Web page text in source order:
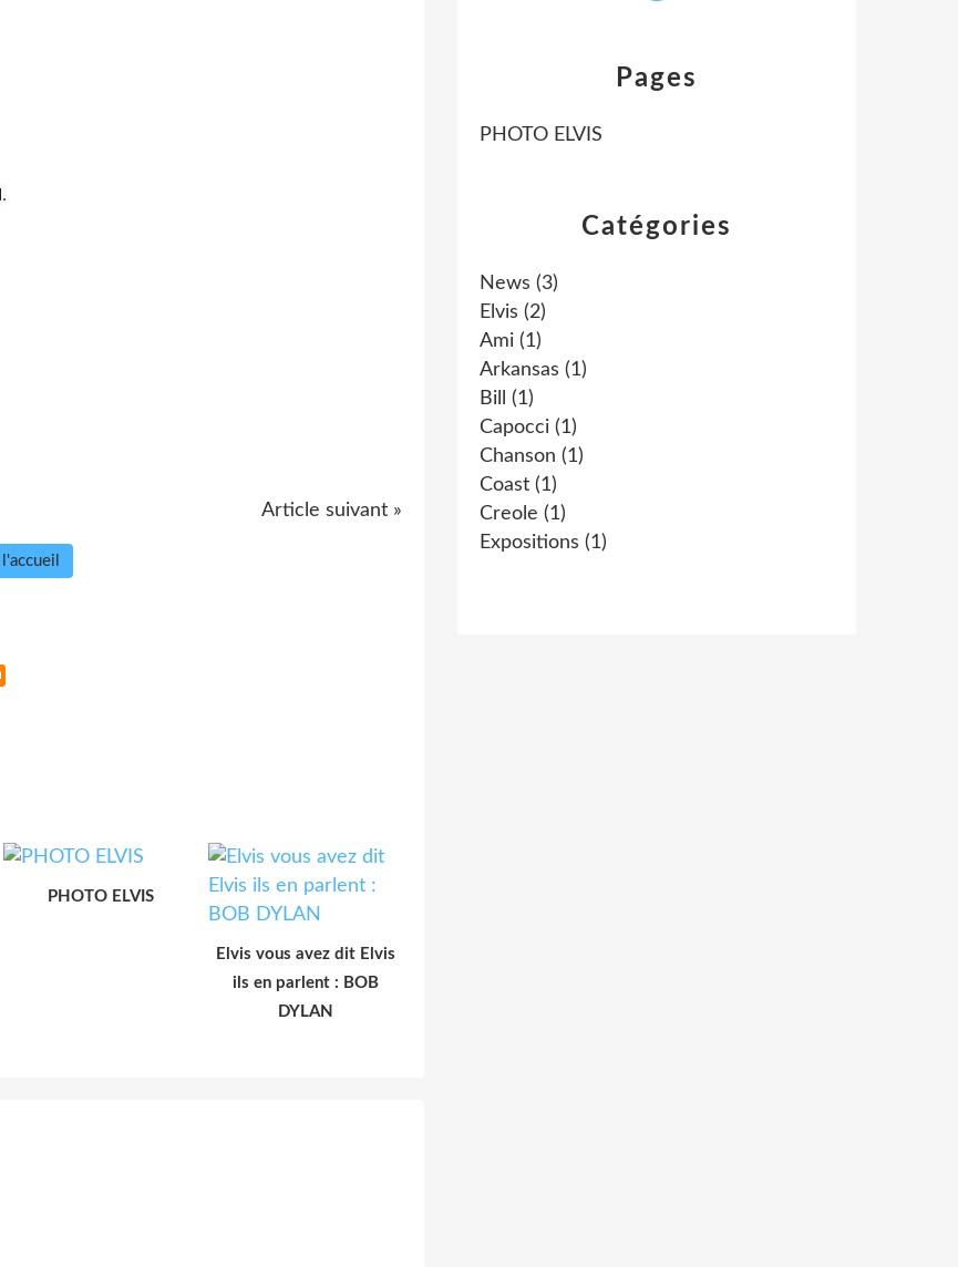
Article suivant »
PHOTO ELVIS
Elvis vous avez dit Elvis
ils en parlent : BOB
DYLAN
Catégories
News (3)
Elvis (2)
Ami (1)
Arkansas (1)
Bill
(1)
Capocci (1)
Chanson (1)
Coast (1)
Creole (1)
Expositions (1)
Pages
PHOTO ELVIS